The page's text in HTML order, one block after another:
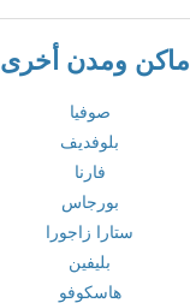
أماكن ومدن أخرى
صوفيا
بلوفديف
فارنا
بورجاس
ستارا زاجورا
بليفين
هاسكوفو